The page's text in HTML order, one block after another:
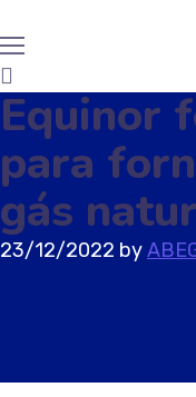
Equinor
para
gás
23/12/2022 by